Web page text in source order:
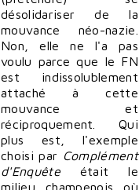
désolidariser de la
mouvance néo-nazie.
Non, elle ne l'a pas
voulu parce que le FN
est indissolublement
attaché à cette
mouvance et
réciproquement. Qui
plus est, l'exemple
choisi par Complément
d'Enquêteétait le
milieu champenois où